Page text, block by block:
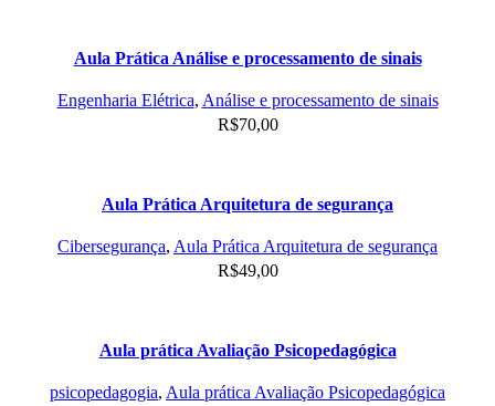
Aula Prática Análise e processamento de sinais
Engenharia Elétrica, Análise e processamento de sinais
R$70,00
Aula Prática Arquitetura de segurança
Cibersegurança, Aula Prática Arquitetura de segurança
R$49,00
Aula prática Avaliação Psicopedagógica
psicopedagogia, Aula prática Avaliação Psicopedagógica